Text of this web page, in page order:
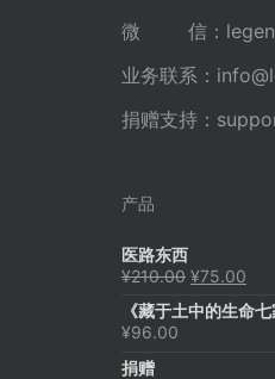
微 信：
业务联系：
捐赠支持：
产品
医路东西
¥210.00 原
为：
¥75.00
价
《藏于土中的生命
¥96.00
捐赠